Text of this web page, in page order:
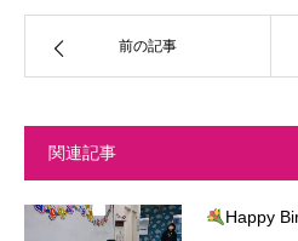
前の記事
関連記事
Happy